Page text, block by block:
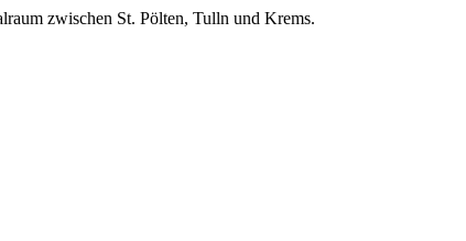
zwischen St. Pölten, Tulln und Krems.